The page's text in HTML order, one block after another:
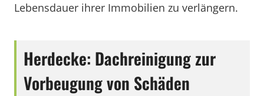
Lebensdauer ihrer Immobilien zu verlängern.
Herdecke: Dachreinigung zur
Vorbeugung von Schäden